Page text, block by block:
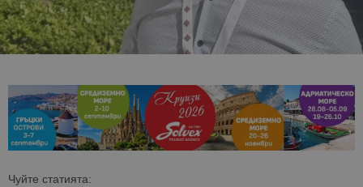
Чуйте статията: